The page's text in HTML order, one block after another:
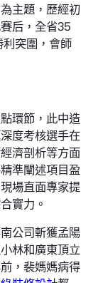
主題，歷經初
后，全省35
突圍，會師
環節，此中造
度考核選手在
濟剖析等方面
準闡述項目盈
場直面專家提
實力。
公司斬獲孟陽
林和廣東頂立
，裴媽媽病得